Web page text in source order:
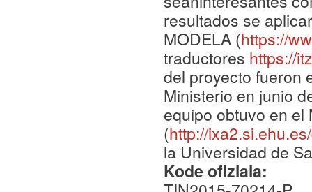
resultados se
MODELA (https://
traductores https://
del proyecto fueron
Ministerio en junio
equipo obtuvo en el
(http://
la Universidad de
Kode ofiziala: